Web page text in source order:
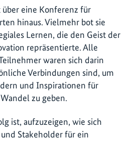
eine Konferenz für
hinaus. Vielmehr bot sie
Lernen, die den Geist der
repräsentierte. Alle
waren sich darin
Verbindungen sind, um
und Inspirationen für
zu geben.
ist, aufzuzeigen, wie sich
Stakeholder für ein